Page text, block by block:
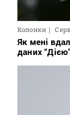
Колонки
Як мені
даних